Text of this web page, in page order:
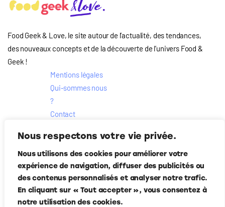
Nous respectons votre vie privée.
Nous utilisons des cookies pour améliorer votre
expérience de navigation, diffuser des publicités ou
des contenus personnalisés et analyser notre trafic.
En cliquant sur « Tout accepter », vous consentez à
notre utilisation des cookies.
Food Geek & Love, le site autour de l’actualité, des tendances,
des nouveaux concepts et de la découverte de l’univers Food&
Geek !
Mentions légales
Qui-sommes nous
?
Contact